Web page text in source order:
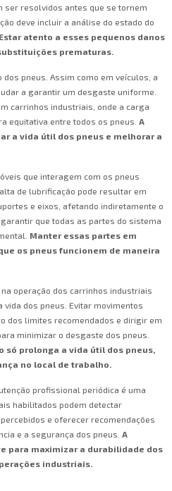
ser resolvidos antes que se tornem
deve incluir a análise do estado do
Estar atento a esses pequenos danos
prematuras.
pneus. Assim como em veículos, a
a garantir um desgaste uniforme.
carrinhos industriais, onde a carga
equitativa entre todos os pneus. A
a vida útil dos pneus e melhorar a
que interagem com os pneus
de lubrificação pode resultar em
e eixos, afetando indiretamente o
que todas as partes do sistema
Manter essas partes em
os pneus funcionem de maneira
operação dos carrinhos industriais
dos pneus. Evitar movimentos
dos limites recomendados e dirigir em
minimizar o desgaste dos pneus.
só prolonga a vida útil dos pneus,
no local de trabalho.
profissional periódica é uma
habilitados podem detectar
e oferecer recomendações
e a segurança dos pneus. A
para maximizar a durabilidade dos
industriais.